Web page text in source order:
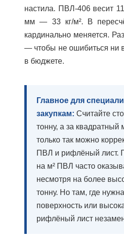
настила. ПВЛ-406 весит
мм — 33 кг/м². В
кардинально меняется.
— чтобы не ошибиться ни
в бюджете.
Главное для
закупкам: Считайте
тонну, а за
только так можно
ПВЛ и рифлёный лист.
на м² ПВЛ часто
несмотря на более
тонну. Но там, где
поверхность или
рифлёный лист